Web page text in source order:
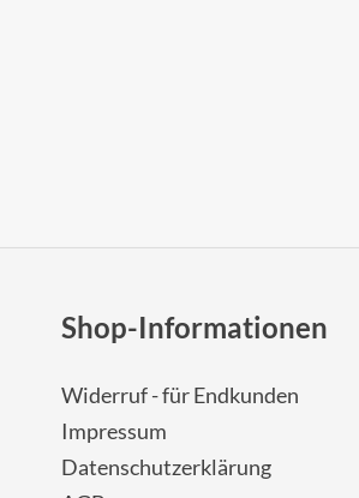
Shop-Informationen
Widerruf - für Endkunden
Impressum
Datenschutzerklärung